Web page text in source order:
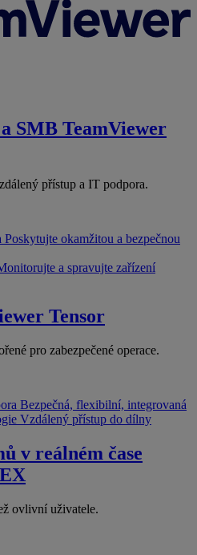
SMB TeamViewer
přístup a IT podpora.
Poskytujte okamžitou a bezpečnou
a spravujte zařízení
Tensor
pro zabezpečené operace.
Bezpečná, flexibilní, integrovaná
Vzdálený přístup do dílny
v reálném čase
ovlivní uživatele.